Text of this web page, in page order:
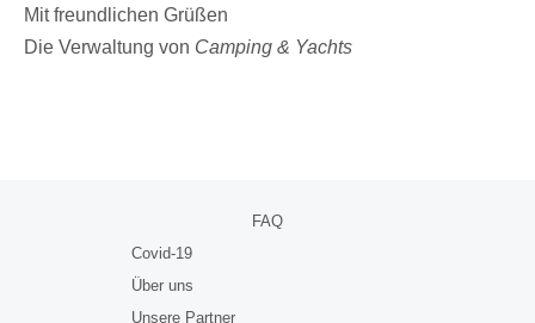
Mit freundlichen Grüßen
Die Verwaltung von Camping & Yachts
FAQ
Covid-19
Über uns
Unsere Partner